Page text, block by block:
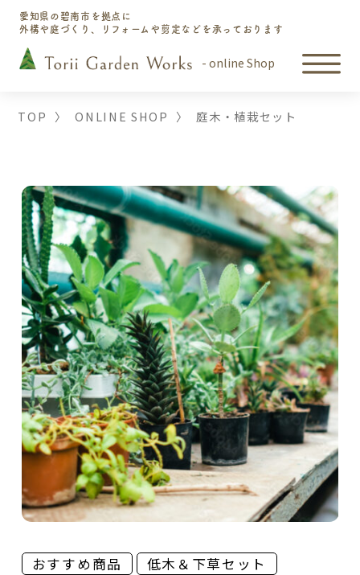
愛知県の碧南市を拠点に
外構や庭づくり、リフォームや剪定などを承っております
- online Shop
TOP 〉 ONLINE SHOP 〉 庭木・植栽セット
おすすめ商品 低木＆下草セット